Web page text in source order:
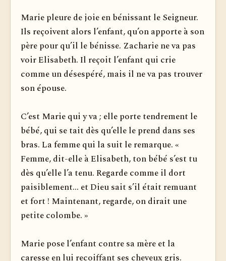
Marie pleure de joie en bénissant le Seigneur.
Ils reçoivent alors l’enfant, qu’on apporte à son
père pour qu’il le bénisse. Zacharie ne va pas
voir Elisabeth. Il reçoit l’enfant qui crie
comme un désespéré, mais il ne va pas trouver
son épouse.
C’est Marie qui y va ; elle porte tendrement le
bébé, qui se tait dès qu’elle le prend dans ses
bras. La femme qui la suit le remarque. «
Femme, dit-elle à Elisabeth, ton bébé s’est tu
dès qu’elle l’a tenu. Regarde comme il dort
paisiblement... et Dieu sait s’il était remuant
et fort ! Maintenant, regarde, on dirait une
petite colombe. »
Marie pose l’enfant contre sa mère et la
caresse en lui recoiffant ses cheveux gris.